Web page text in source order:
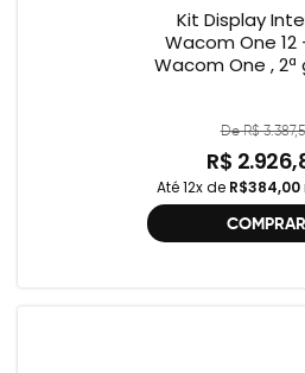
Kit Display
Wacom One 12
Wacom One ,
De R$
R$
Até 12x de R$384,00
COMPRAR